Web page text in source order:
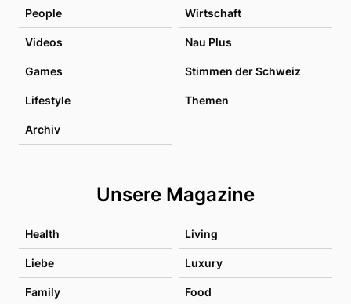
People Wirtschaft
Videos Nau Plus
Games Stimmen der Schweiz
Lifestyle Themen
Archiv
Unsere Magazine
Health Living
Liebe Luxury
Family Food